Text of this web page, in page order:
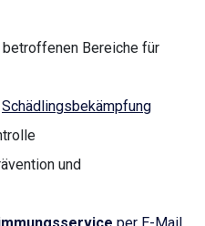
Bereiche für
Schädlingsbekämpfung
und